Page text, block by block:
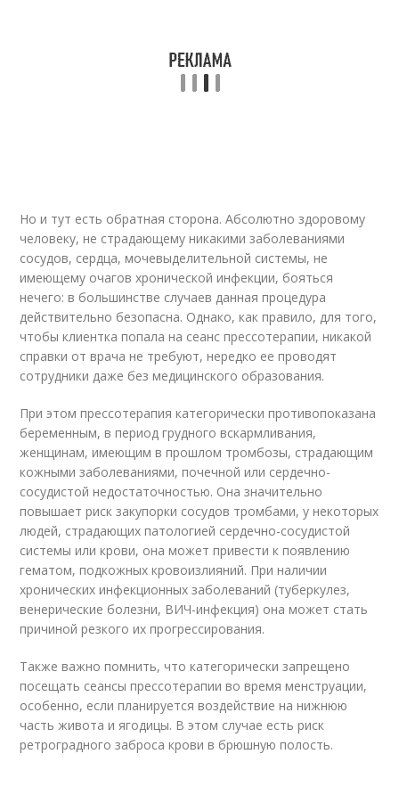
Но и тут есть обратная сторона. Абсолютно здоровому
человеку, не страдающему никакими заболеваниями
сосудов, сердца, мочевыделительной системы, не
имеющему очагов хронической инфекции, бояться
нечего: в большинстве случаев данная процедура
действительно безопасна. Однако, как правило, для того,
чтобы клиентка попала на сеанс прессотерапии, никакой
справки от врача не требуют, нередко ее проводят
сотрудники даже без медицинского образования.
При этом прессотерапия категорически противопоказана
беременным, в период грудного вскармливания,
женщинам, имеющим в прошлом тромбозы, страдающим
кожными заболеваниями, почечной или сердечно-
сосудистой недостаточностью. Она значительно
повышает риск закупорки сосудов тромбами, у некоторых
людей, страдающих патологией сердечно-сосудистой
системы или крови, она может привести к появлению
гематом, подкожных кровоизлияний. При наличии
хронических инфекционных заболеваний (туберкулез,
венерические болезни, ВИЧ-инфекция) она может стать
причиной резкого их прогрессирования.
Также важно помнить, что категорически запрещено
посещать сеансы прессотерапии во время менструации,
особенно, если планируется воздействие на нижнюю
часть живота и ягодицы. В этом случае есть риск
ретроградного заброса крови в брюшную полость.